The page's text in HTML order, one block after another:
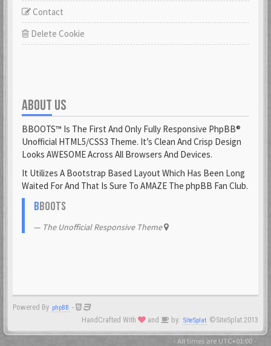
Contact
Delete Cookie
ABOUT US
BBOOTS™ Is The First And Only Fully Responsive PhpBB®
Unofficial HTML5/CSS3 Theme. It’s Clean And Crisp Design
Looks AWESOME Across All Browsers And Devices.
It Utilizes A Bootstrap Based Layout Which Has Been Long
Waited For And That Is Sure To AMAZE The phpBB Fan Club.
BBOOTS
The Unofficial Responsive Theme
Powered By phpBB -
HandCrafted With
and by: SiteSplat ©SiteSplat 2013
- All times are UTC+01:00 -